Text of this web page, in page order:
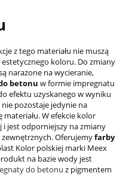
z tego materiału nie muszą
koloru. Do zmiany
narażone na wycieranie,
betonu w formie impregnatu
efektu uzyskanego w wyniku
pozostaje jedynie na
W efekcie kolor
i jest odporniejszy na zmiany
Oferujemyfarby
Kolor polskiej marki Meex
na bazie wody jest
do betonu z pigmentem